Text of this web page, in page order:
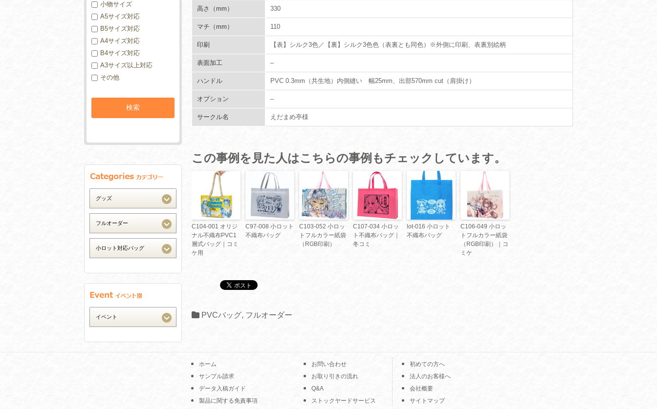
高さ（mm） 330
マチ（mm） 110
印刷 【表】シルク3色／【裏】シルク3色色（表裏とも同色）※外側に印刷、表裏別絵柄
表面加工 –
ハンドル PVC 0.3mm（共生地）内側縫い 幅25mm、出部570mm cut（肩掛け）
オプション –
サークル名 えだまめ亭様
この事例を見た人はこちらの事例もチェックしています。
C104-001 オリジ
ナル不織布PVC1
層式バッグ｜コミ
ケ用
C97-008 小ロット
不織布バッグ
C103-052 小ロッ
トフルカラー紙袋
（RGB印刷）
C107-034 小ロッ
ト不織布バッグ｜
冬コミ
lot-016 小ロット
不織布バッグ
C106-049 小ロッ
トフルカラー紙袋
（RGB印刷）｜コ
ミケ
PVCバッグ, フルオーダー
小物サイズ
A5サイズ対応
B5サイズ対応
A4サイズ対応
B4サイズ対応
A3サイズ以上対応
その他
ホーム
サンプル請求
データ入稿ガイド
製品に関する免責事項
お問い合わせ
お取り引きの流れ
Q&A
ストックヤードサービス
初めての方へ
法人のお客様へ
会社概要
サイトマップ